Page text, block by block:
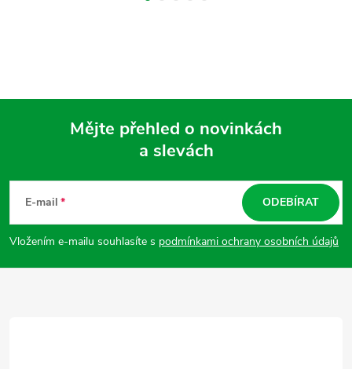
p
a
Mějte přehled o novinkách
a slevách
E-mail
Vložením e-mailu souhlasíte s podmínkami ochrany osobních údajů
ODEBÍRAT